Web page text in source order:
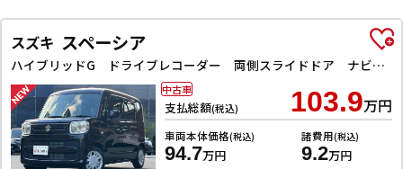
スズキ スペーシア
ハイブリッドG ドライブレコーダー 両側スライドドア ナビ TV オートライト スマートキー アイドリングストップ 電動格納ミラー ベンチシート CVT ABS ESC CD エアコン パワーウィンドウ
支払総額(税込) 103.9万円
車両本体価格(税込)
94.7万円
諸費用(税込)
9.2万円
中古車